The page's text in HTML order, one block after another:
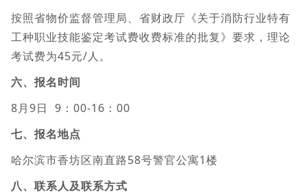
按照省物价监督管理局、省财政厅《关于消防行业特有
工种职业技能鉴定考试费收费标准的批复》要求，理论
考试费为45元/人。
六、报名时间
8月9日 9：00-16：00
七、报名地点
哈尔滨市香坊区南直路58号警官公寓1楼
八、联系人及联系方式